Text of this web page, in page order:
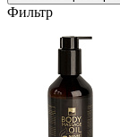
Фильтр